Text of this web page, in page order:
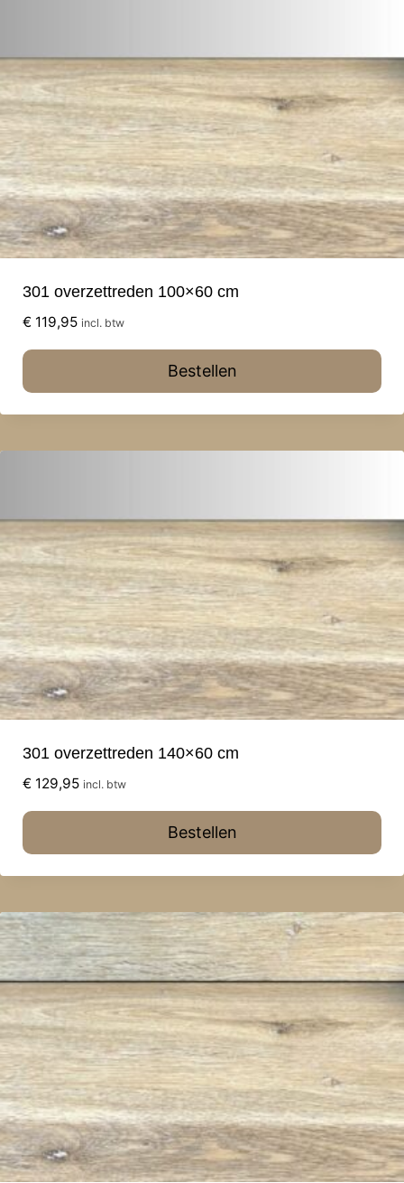
301 overzettreden 100×60 cm
€ 119,95 incl. btw
Bestellen
301 overzettreden 140×60 cm
€ 129,95 incl. btw
Bestellen